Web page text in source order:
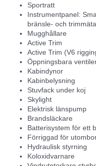
Sportratt
Instrumentpanel:
bränsle- och
Mugghållare
Active Trim
Active Trim (V6
Öppningsbara
Kabindynor
Kabinbelysning
Stuvfack under koj
Skylight
Elektrisk länspump
Brandsläckare
Batterisystem för ett
Förriggad för
Hydraulisk styrning
Koloxidvarnare